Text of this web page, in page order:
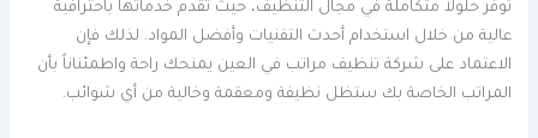
توفر حلولاً متكاملة في مجال التنظيف، حيث تقدم خدماتها باحترافية
عالية من خلال استخدام أحدث التقنيات وأفضل المواد. لذلك فإن
الاعتماد على شركة تنظيف مراتب في العين يمنحك راحة واطمئناناً بأن
المراتب الخاصة بك ستظل نظيفة ومعقمة وخالية من أي شوائب.